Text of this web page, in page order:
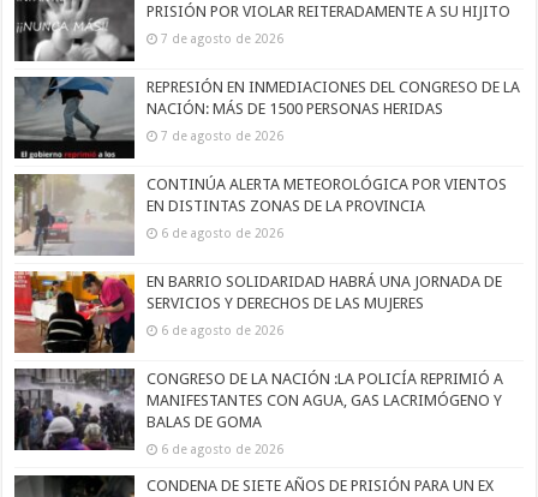
PRISIÓN POR VIOLAR REITERADAMENTE A SU HIJITO
7 de agosto de 2026
REPRESIÓN EN INMEDIACIONES DEL CONGRESO DE LA
NACIÓN: MÁS DE 1500 PERSONAS HERIDAS
7 de agosto de 2026
CONTINÚA ALERTA METEOROLÓGICA POR VIENTOS
EN DISTINTAS ZONAS DE LA PROVINCIA
6 de agosto de 2026
EN BARRIO SOLIDARIDAD HABRÁ UNA JORNADA DE
SERVICIOS Y DERECHOS DE LAS MUJERES
6 de agosto de 2026
CONGRESO DE LA NACIÓN :LA POLICÍA REPRIMIÓ A
MANIFESTANTES CON AGUA, GAS LACRIMÓGENO Y
BALAS DE GOMA
6 de agosto de 2026
CONDENA DE SIETE AÑOS DE PRISIÓN PARA UN EX